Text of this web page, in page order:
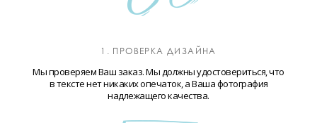
1. ПРОВЕРКА ДИЗАЙНА
Мы проверяем Ваш заказ. Мы должны удостовериться, что
в тексте нет никаких опечаток, а Ваша фотография
надлежащего качества.